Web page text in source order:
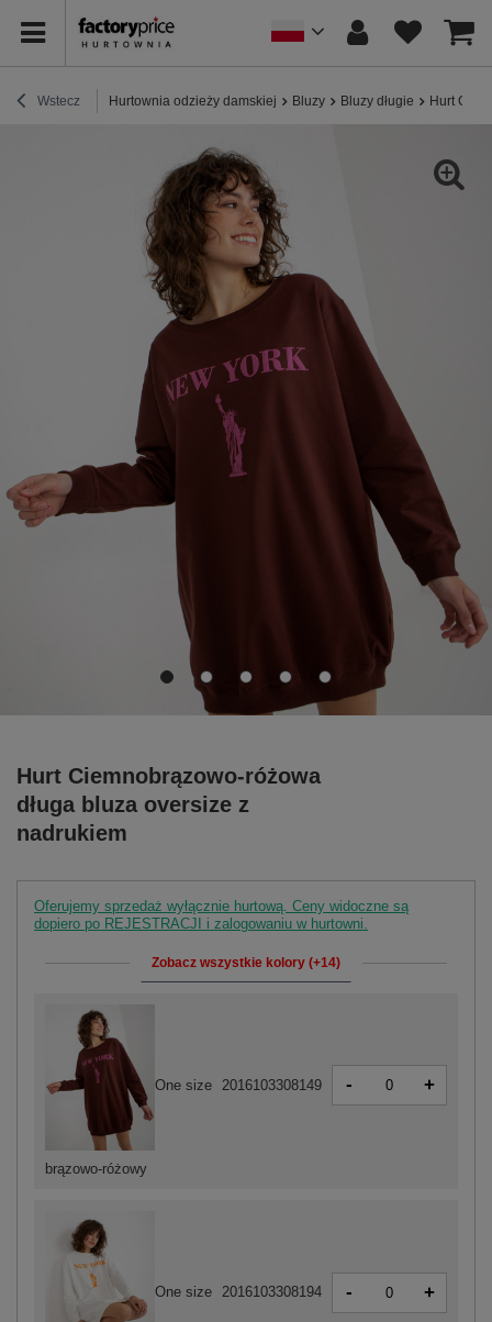
Wstecz Hurtownia odzieży damskiej Bluzy Bluzy długie Hurt
Hurt Ciemnobrązowo-różowa
długa bluza oversize z
nadrukiem
Oferujemy sprzedaż wyłącznie hurtową. Ceny widoczne są
dopiero po REJESTRACJI i zalogowaniu w hurtowni.
Zobacz wszystkie kolory (+14)
One size 2016103308194 - +
brązowo-różowy
One size 2016103308149 - +